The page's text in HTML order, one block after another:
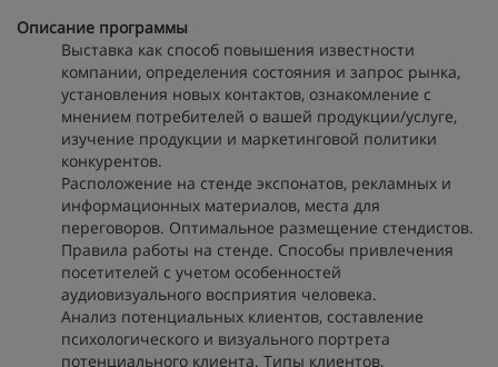
Описание программы
Выставка как способ повышения известности
компании, определения состояния и запрос рынка,
установления новых контактов, ознакомление с
мнением потребителей о вашей продукции/услуге,
изучение продукции и маркетинговой политики
конкурентов.
Расположение на стенде экспонатов, рекламных и
информационных материалов, места для
переговоров. Оптимальное размещение стендистов.
Правила работы на стенде. Способы привлечения
посетителей с учетом особенностей
аудиовизуального восприятия человека.
Анализ потенциальных клиентов, составление
психологического и визуального портрета
потенциального клиента. Типы клиентов,